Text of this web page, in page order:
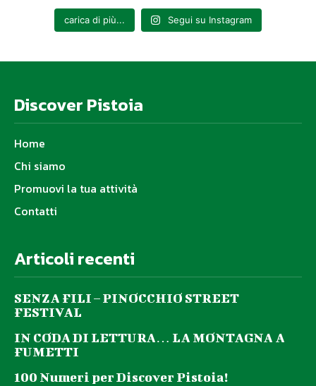
carica di più... Segui su Instagram
Discover Pistoia
Home
Chi siamo
Promuovi la tua attività
Contatti
Articoli recenti
SENZA FILI – PINOCCHIO STREET
FESTIVAL
IN CODA DI LETTURA… LA MONTAGNA A
FUMETTI
100 Numeri per Discover Pistoia!